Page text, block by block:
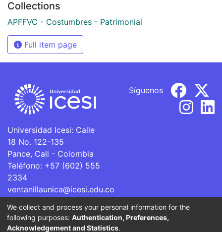
Collections
APFFVC - Costumbres - Patrimonial
Full item page
Universidad Icesi: Calle
18 No. 122-135
Pance, Cali - Colombia
Teléfono: +57 (602) 555
2334
ventanillaunica@icesi.edu.co
Síguenos
La Universidad Icesi es una Institución de Educación
Superior que se encuentra sujeta a inspección y vigilancia
We collect and process your personal information for the
following purposes: Authentication, Preferences,
Acknowledgement and Statistics.